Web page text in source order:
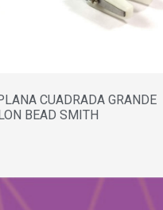
CUADRADA GRANDE
BEAD SMITH